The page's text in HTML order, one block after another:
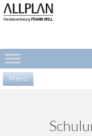
Menü